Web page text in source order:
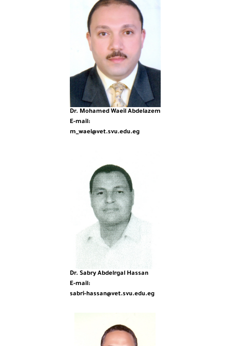
Dr. Mohamed Waeil Abdelazem
E-mail:
m_wael@vet.svu.edu.eg
Dr. Sabry Abdelrgal Hassan
E-mail:
sabri-hassan@vet.svu.edu.eg